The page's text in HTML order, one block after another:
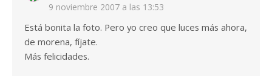
9 noviembre 2007 a las 13:53
Está bonita la foto. Pero yo creo que luces más ahora,
de morena, fíjate.
Más felicidades.